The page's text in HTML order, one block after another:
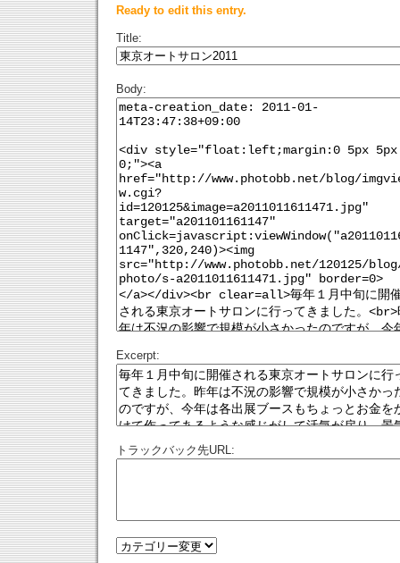
Ready to edit this entry.
Title:
Body:
Excerpt:
トラックバック先URL: